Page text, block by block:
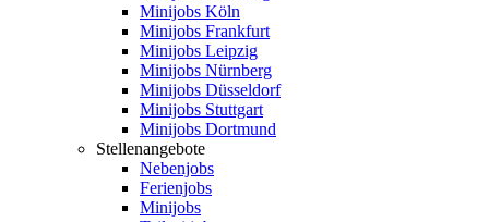
Minijobs Köln
Minijobs Frankfurt
Minijobs Leipzig
Minijobs Nürnberg
Minijobs Düsseldorf
Minijobs Stuttgart
Minijobs Dortmund
Stellenangebote
Nebenjobs
Ferienjobs
Minijobs